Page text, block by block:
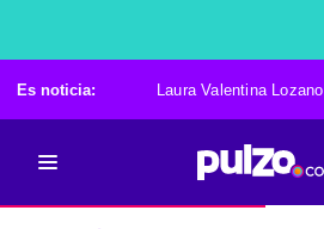
Es noticia: Laura Valentina Lozano